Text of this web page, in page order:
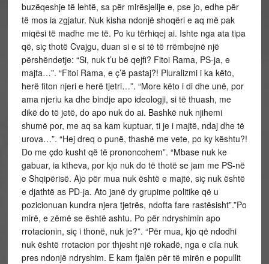
buzëqeshje të lehtë, sa për mirësjellje e, pse jo, edhe për
të mos ia zgjatur. Nuk kisha ndonjë shoqëri e aq më pak
miqësi të madhe me të. Po ku tërhiqej ai. Ishte nga ata tipa
që, siç thotë Cvajgu, duan si e si të të rrëmbejnë një
përshëndetje: “Si, nuk t’u bë qejfi? Fitoi Rama, PS-ja, e
majta…”. “Fitoi Rama, e ç’ë pastaj?! Pluralizmi i ka këto,
herë fiton njeri e herë tjetri…”. “More këto i di dhe unë, por
ama njeriu ka dhe bindje apo ideologji, si të thuash, me
dikë do të jetë, do apo nuk do ai. Bashkë nuk njihemi
shumë por, me aq sa kam kuptuar, ti je i majtë, ndaj dhe të
urova…”. “Hej dreq o punë, thashë me vete, po ky kështu?!
Do me çdo kusht që të prononcohem”. “Mbase nuk ke
gabuar, ia ktheva, por kjo nuk do të thotë se jam me PS-në
e Shqipërisë. Ajo për mua nuk është e majtë, siç nuk është
e djathtë as PD-ja. Ato janë dy grupime politike që u
pozicionuan kundra njera tjetrës, ndofta fare rastësisht”.”Po
mirë, e zëmë se është ashtu. Po për ndryshimin apo
rrotacionin, siç i thonë, nuk je?”. “Për mua, kjo që ndodhi
nuk është rrotacion por thjesht një rokadë, nga e cila nuk
pres ndonjë ndryshim. E kam fjalën për të mirën e popullit